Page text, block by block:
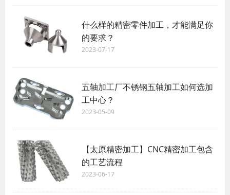
什么样的精密零件加工，才能满足你
的要求？
2023-07-17
五轴加工厂不锈钢五轴加工如何选加
工中心？ ​
2023-05-09
【太原精密加工】CNC精密加工包含
的工艺流程
2023-06-17